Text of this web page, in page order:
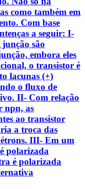
como também em
Com base
a seguir: I-
são
embora eles
o transistor é
lacunas (+)
o fluxo de
II- Com relação
npn, as
ao transistor
a troca das
III- Em um
polarizada
é polarizada